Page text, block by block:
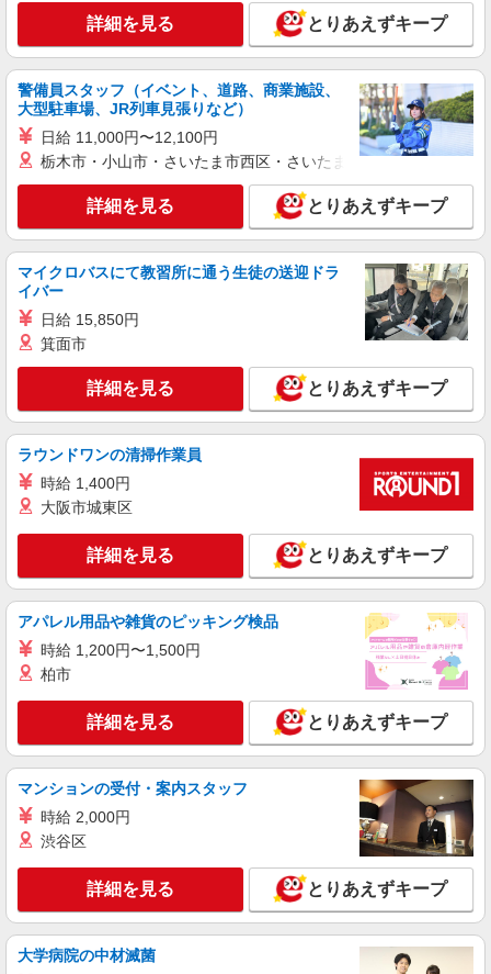
長野県長野市
キープ 詳細を見る
紹介予定派遣
株式会社リンクトゥモロー
光回線にかかわるサポート
時給：1,360円〜1,460円 ---------------- リンクト
ゥモローは働き方改革の一環で 皆様のご期待に応
えるためスタッフファーストを掲げています ・就
業開始3ヶ月間は時間給100円アップ！ →就業開
始3ヶ月時給1,460円（基本時給1,360円＋100円）
----------------- 【基本時給*月収例】 214,200円〜
（1,360円×7時間30分×21日勤務） ■交通費支給 ■
長野県長野市新田町
キープ 詳細を見る
派遣社員
パーソルテンプスタッフ株式会社 上信コーディネートセンター（長
野）/26-0593978
［長野市若里］人気の医療機関★書類チェック
や各種データ入力など♪
長野県長野市／最寄駅：安茂里駅、長野駅
≪車通勤可≫ ■ご自身で駐車場をご用意いただけ
キープ 詳細を見る
派遣社員
パーソルテンプスタッフ株式会社 上信コーディネートセンター（長
野）/26-0522336
［車通勤OK］経験いかせる★サポート事務の
時給1400円
長野県長野市／最寄駅：長野駅 ≪車通勤可
≫ マイカー通勤OK！無料駐車場有
キープ 詳細を見る
派遣社員
パーソルテンプスタッフ株式会社 上信コーディネートセンター（長
野）/26-0583026
［9月開始］40代活躍中★営業事務のお仕事＠
長野市高田
詳細を見る とりあえずキープ
警備員スタッフ（イベント、道路、商業施設、
大型駐車場、JR列車見張りなど）
日給 11,000円〜12,100円
栃木市・小山市・さいたま市西区・さいたま市岩槻区・久喜市・
詳細を見る とりあえずキープ
マイクロバスにて教習所に通う生徒の送迎ドラ
イバー
日給 15,850円
箕面市
詳細を見る とりあえずキープ
ラウンドワンの清掃作業員
時給 1,400円
大阪市城東区
詳細を見る とりあえずキープ
アパレル用品や雑貨のピッキング検品
時給 1,200円〜1,500円
柏市
詳細を見る とりあえずキープ
マンションの受付・案内スタッフ
時給 2,000円
渋谷区
詳細を見る とりあえずキープ
大学病院の中材滅菌